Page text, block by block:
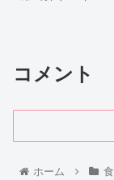
コメント
ホーム